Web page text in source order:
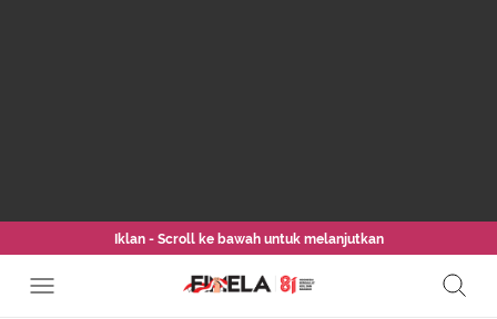
Iklan - Scroll ke bawah untuk melanjutkan